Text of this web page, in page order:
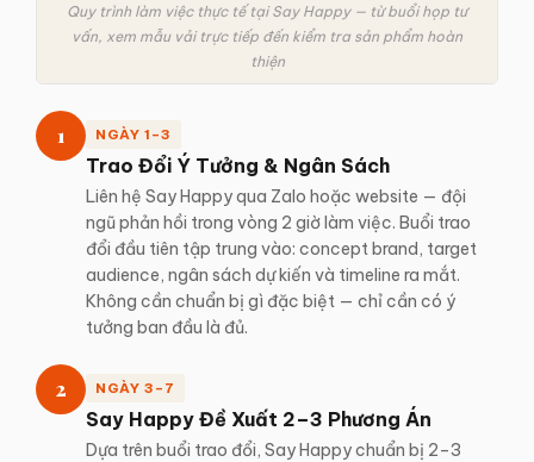
Quy trình làm việc thực tế tại Say Happy — từ buổi họp tư
vấn, xem mẫu vải trực tiếp đến kiểm tra sản phẩm hoàn
thiện
1 NGÀY 1–3
Trao Đổi Ý Tưởng & Ngân Sách
Liên hệ Say Happy qua Zalo hoặc website — đội
ngũ phản hồi trong vòng 2 giờ làm việc. Buổi trao
đổi đầu tiên tập trung vào: concept brand, target
audience, ngân sách dự kiến và timeline ra mắt.
Không cần chuẩn bị gì đặc biệt — chỉ cần có ý
tưởng ban đầu là đủ.
2 NGÀY 3–7
Say Happy Đề Xuất 2–3 Phương Án
Dựa trên buổi trao đổi, Say Happy chuẩn bị 2–3